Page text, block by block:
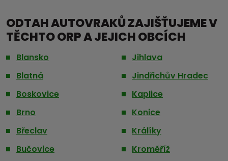
ODTAH AUTOVRAKŮ ZAJIŠŤUJEME V
TĚCHTO ORP A JEJICH OBCÍCH
Blansko
Blatná
Boskovice
Brno
Břeclav
Bučovice
Jihlava
Jindřichův Hradec
Kaplice
Konice
Králíky
Kroměříž